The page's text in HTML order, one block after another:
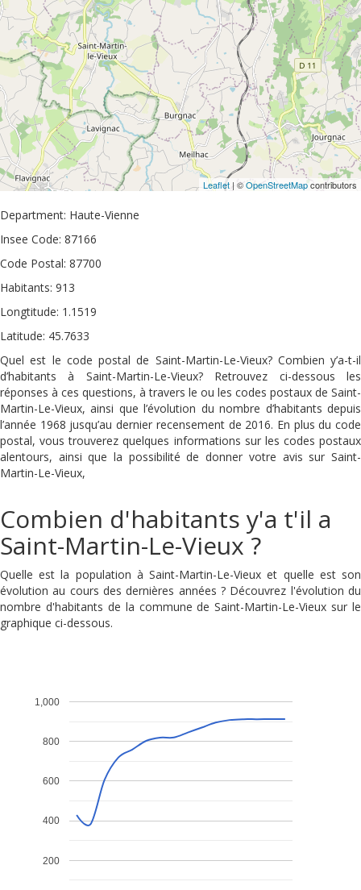
Leaflet | ©OpenStreetMapcontributors
Department: Haute-Vienne
Insee Code: 87166
Code Postal: 87700
Habitants: 913
Longtitude: 1.1519
Latitude: 45.7633
Quel est le code postal de Saint-Martin-Le-Vieux? Combien y’a-t-il
d’habitants à Saint-Martin-Le-Vieux? Retrouvez ci-dessous les
réponses à ces questions, à travers le ou les codes postaux de Saint-
Martin-Le-Vieux, ainsi que l’évolution du nombre d’habitants depuis
l’année 1968 jusqu’au dernier recensement de 2016. En plus du code
postal, vous trouverez quelques informations sur les codes postaux
alentours, ainsi que la possibilité de donner votre avis sur Saint-
Martin-Le-Vieux,
Combien d'habitants y'a t'il a
Saint-Martin-Le-Vieux ?
Quelle est la population à Saint-Martin-Le-Vieux et quelle est son
évolution au cours des dernières années ? Découvrez l'évolution du
nombre d'habitants de la commune de Saint-Martin-Le-Vieux sur le
graphique ci-dessous.
200
400
600
800
1,000